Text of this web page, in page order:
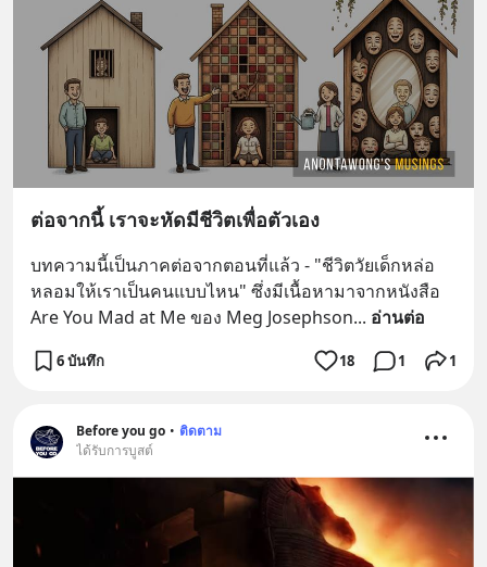
ต่อจากนี้ เราจะหัดมีชีวิตเพื่อตัวเอง
บทความนี้เป็นภาคต่อจากตอนที่แล้ว - "ชีวิตวัยเด็กหล่อ
หลอมให้เราเป็นคนแบบไหน" ซึ่งมีเนื้อหามาจากหนังสือ
Are You Mad at Me ของ Meg Josephson... อ่านต่อ
6 บันทึก 18 1 1
Before you go • ติดตาม
ได้รับการบูสต์